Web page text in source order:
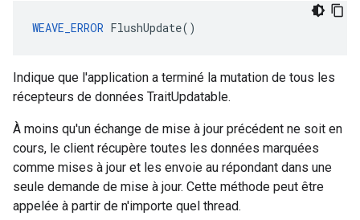
WEAVE_ERROR FlushUpdate()
Indique que l'application a terminé la mutation de tous les
récepteurs de données TraitUpdatable.
À moins qu'un échange de mise à jour précédent ne soit en
cours, le client récupère toutes les données marquées
comme mises à jour et les envoie au répondant dans une
seule demande de mise à jour. Cette méthode peut être
appelée à partir de n'importe quel thread.